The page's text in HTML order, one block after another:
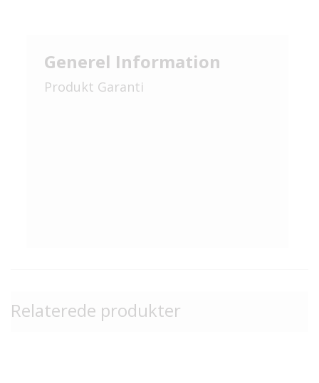
Generel Information
Produkt Garanti
Relaterede produkter